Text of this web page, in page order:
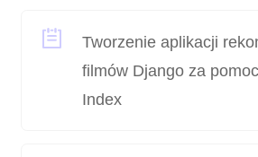
Tworzenie aplikacji
filmów Django za
Index